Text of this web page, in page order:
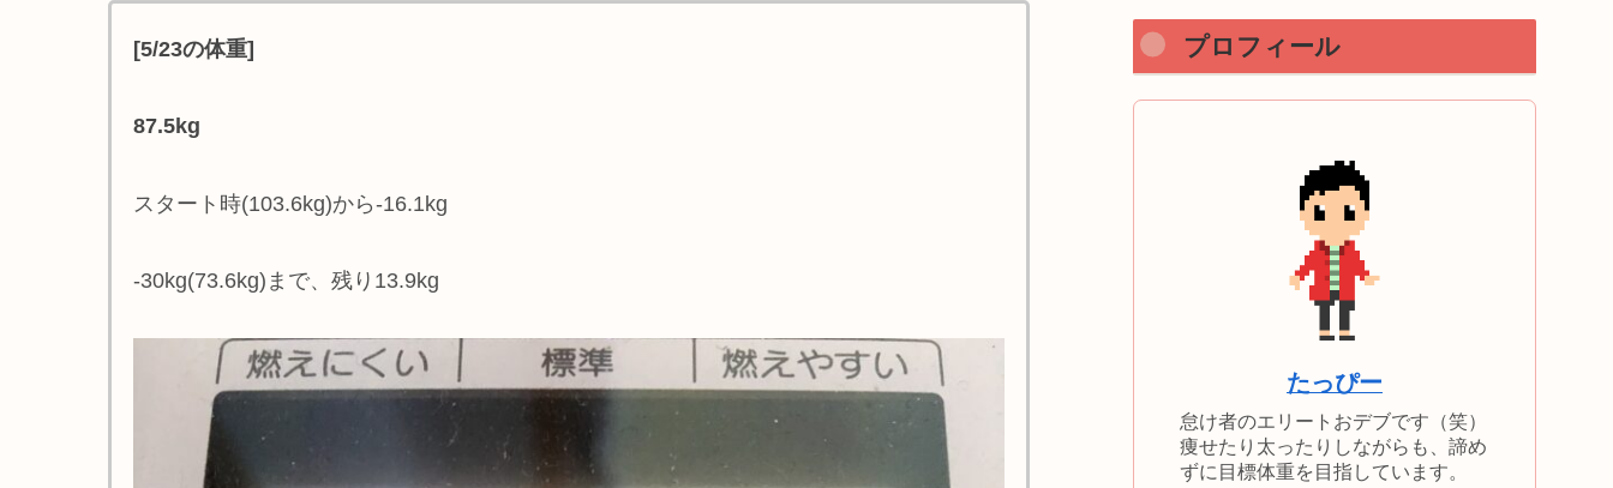
[5/23の体重]
87.5kg
スタート時(103.6kg)から-16.1kg
-30kg(73.6kg)まで、残り13.9kg
プロフィール
たっぴー
怠け者のエリートおデブです（笑）
痩せたり太ったりしながらも、諦め
ずに目標体重を目指しています。